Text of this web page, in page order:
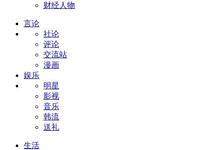
财经人物
言论
社论
评论
交流站
漫画
娱乐
明星
影视
音乐
韩流
送礼
生活